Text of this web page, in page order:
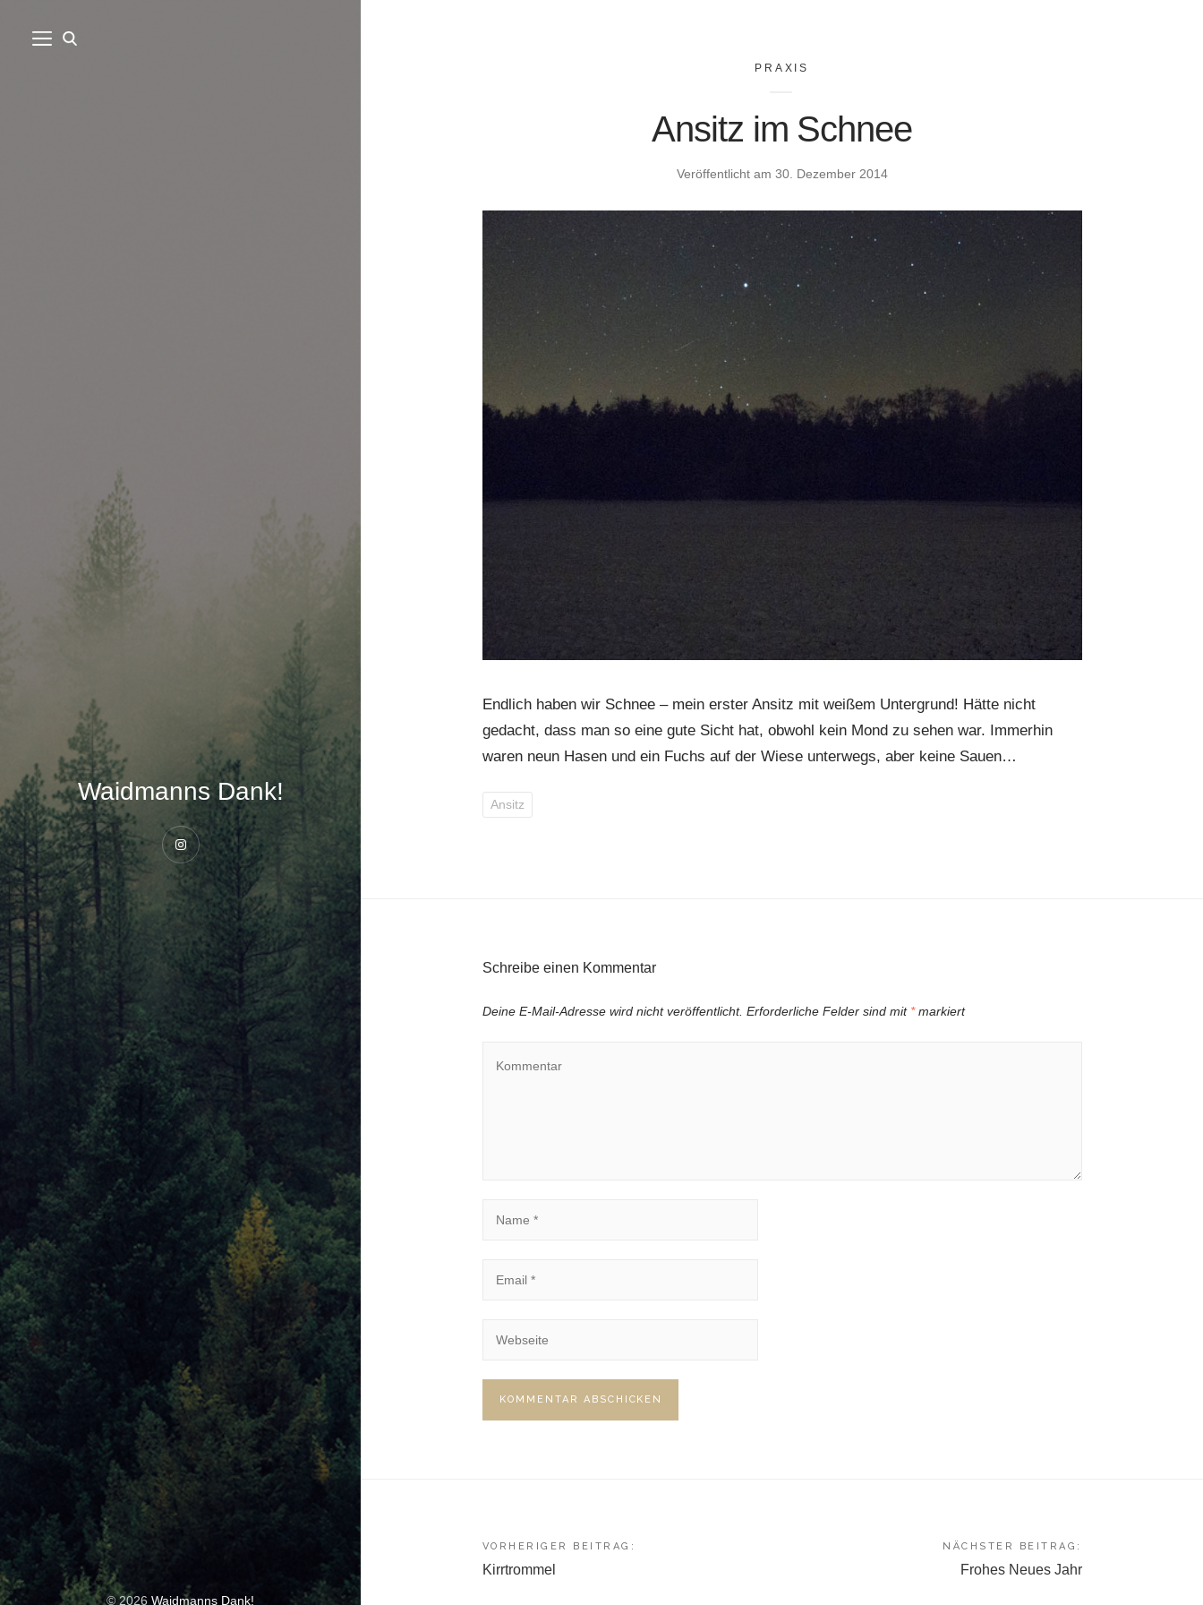
Waidmanns Dank!
Instagram
© 2026Waidmanns Dank!
PRAXIS
Ansitz im Schnee
Veröffentlicht am 30. Dezember 2014
Endlich haben wir Schnee – mein erster Ansitz mit weißem Untergrund! Hätte nicht
gedacht, dass man so eine gute Sicht hat, obwohl kein Mond zu sehen war. Immerhin
waren neun Hasen und ein Fuchs auf der Wiese unterwegs, aber keine Sauen…
Ansitz
Schreibe einen Kommentar
Deine E-Mail-Adresse wird nicht veröffentlicht. Erforderliche Felder sind mit *markiert
Beitragsnavigation
VORHERIGER BEITRAG:
Kirrtrommel
NÄCHSTER BEITRAG:
Frohes Neues Jahr